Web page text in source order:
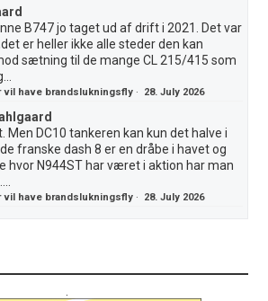
B747 jo taget ud af drift i 2021. Det var
er heller ikke alle steder den kan
sætning til de mange CL 215/415 som
vil have brandslukningsfly · 28. July 2026
Men DC10 tankeren kan kun det halve i
franske dash 8 er en dråbe i havet og
hvor N944ST har været i aktion har man
vil have brandslukningsfly · 28. July 2026
.